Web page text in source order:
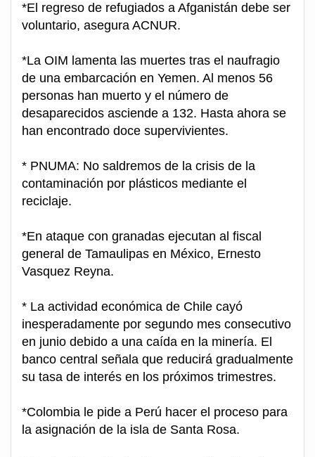
*El regreso de refugiados a Afganistán debe ser
voluntario, asegura ACNUR.
*La OIM lamenta las muertes tras el naufragio
de una embarcación en Yemen. Al menos 56
personas han muerto y el número de
desaparecidos asciende a 132. Hasta ahora se
han encontrado doce supervivientes.
* PNUMA: No saldremos de la crisis de la
contaminación por plásticos mediante el
reciclaje.
*En ataque con granadas ejecutan al fiscal
general de Tamaulipas en México, Ernesto
Vasquez Reyna.
* La actividad económica de Chile cayó
inesperadamente por segundo mes consecutivo
en junio debido a una caída en la minería. El
banco central señala que reducirá gradualmente
su tasa de interés en los próximos trimestres.
*Colombia le pide a Perú hacer el proceso para
la asignación de la isla de Santa Rosa.